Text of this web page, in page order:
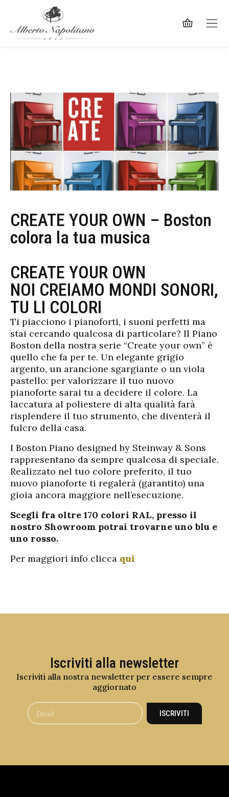
CREATE YOUR OWN – Boston
colora la tua musica
CREATE YOUR OWN
NOI CREIAMO MONDI SONORI,
TU LI COLORI
Ti piacciono i pianoforti, i suoni perfetti ma
stai cercando qualcosa di particolare? Il Piano
Boston della nostra serie “Create your own” è
quello che fa per te. Un elegante grigio
argento, un arancione sgargiante o un viola
pastello: per valorizzare il tuo nuovo
pianoforte sarai tu a decidere il colore. La
laccatura al poliestere di alta qualità farà
risplendere il tuo strumento, che diventerà il
fulcro della casa.
I Boston Piano designed by Steinway & Sons
rappresentano da sempre qualcosa di speciale.
Realizzato nel tuo colore preferito, il tuo
nuovo pianoforte ti regalerà (garantito) una
gioia ancora maggiore nell’esecuzione.
Scegli fra oltre 170 colori RAL, presso il
nostro Showroom potrai trovarne uno blu e
uno rosso.
Per maggiori info clicca qui
Iscriviti alla newsletter
Iscriviti alla nostra newsletter per essere sempre
aggiornato
ISCRIVITI